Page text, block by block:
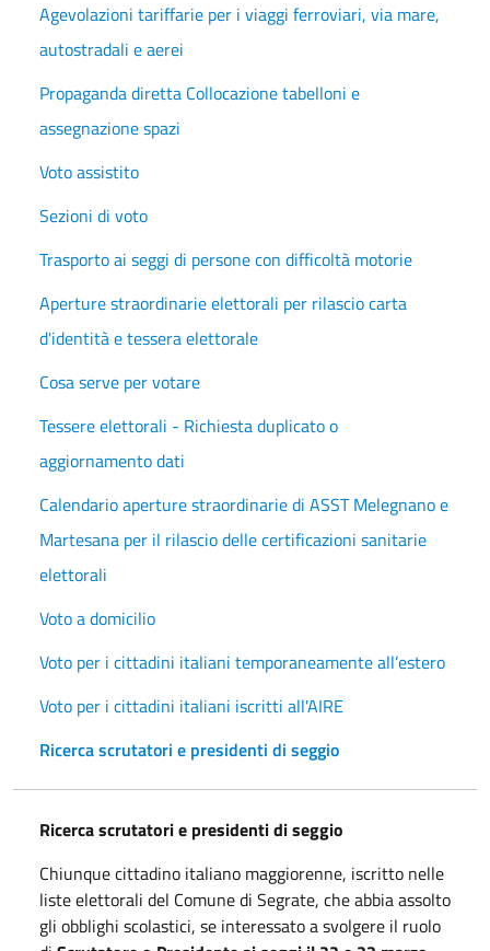
Agevolazioni tariffarie per i viaggi ferroviari, via mare,
autostradali e aerei
Propaganda diretta Collocazione tabelloni e
assegnazione spazi
Voto assistito
Sezioni di voto
Trasporto ai seggi di persone con difficoltà motorie
Aperture straordinarie elettorali per rilascio carta
d'identità e tessera elettorale
Cosa serve per votare
Tessere elettorali - Richiesta duplicato o
aggiornamento dati
Calendario aperture straordinarie di ASST Melegnano e
Martesana per il rilascio delle certificazioni sanitarie
elettorali
Voto a domicilio
Voto per i cittadini italiani temporaneamente all’estero
Voto per i cittadini italiani iscritti all'AIRE
Ricerca scrutatori e presidenti di seggio
Ricerca scrutatori e presidenti di seggio
Chiunque cittadino italiano maggiorenne, iscritto nelle
liste elettorali del Comune di Segrate, che abbia assolto
gli obblighi scolastici, se interessato a svolgere il ruolo